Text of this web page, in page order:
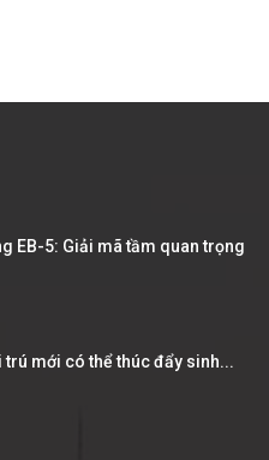
EB-5: Giải mã tầm quan trọng
trú mới có thể thúc đẩy sinh...